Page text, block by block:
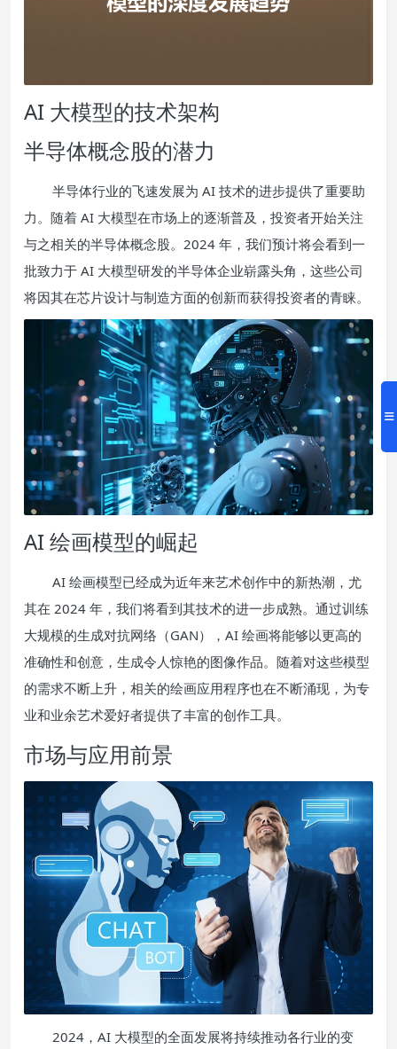
AI 大模型的技术架构
半导体概念股的潜力
半导体行业的飞速发展为 AI 技术的进步提供了重要助
力。随着 AI 大模型在市场上的逐渐普及，投资者开始关注
与之相关的半导体概念股。2024 年，我们预计将会看到一
批致力于 AI 大模型研发的半导体企业崭露头角，这些公司
将因其在芯片设计与制造方面的创新而获得投资者的青睐。
AI 绘画模型的崛起
AI 绘画模型已经成为近年来艺术创作中的新热潮，尤
其在 2024 年，我们将看到其技术的进一步成熟。通过训练
大规模的生成对抗网络（GAN），AI 绘画将能够以更高的
准确性和创意，生成令人惊艳的图像作品。随着对这些模型
的需求不断上升，相关的绘画应用程序也在不断涌现，为专
业和业余艺术爱好者提供了丰富的创作工具。
市场与应用前景
2024，AI 大模型的全面发展将持续推动各行业的变